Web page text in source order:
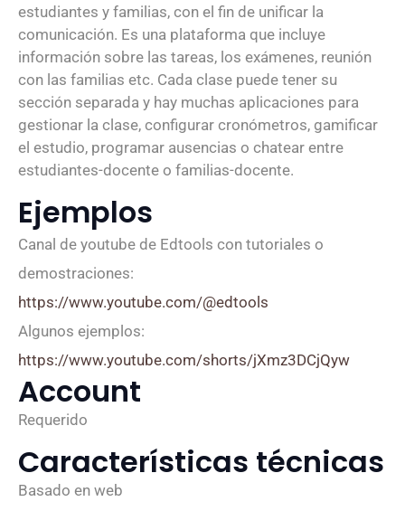
estudiantes y familias, con el fin de unificar la
comunicación. Es una plataforma que incluye
información sobre las tareas, los exámenes, reunión
con las familias etc. Cada clase puede tener su
sección separada y hay muchas aplicaciones para
gestionar la clase, configurar cronómetros, gamificar
el estudio, programar ausencias o chatear entre
estudiantes-docente o familias-docente.
Ejemplos
Canal de youtube de Edtools con tutoriales o
demostraciones:
https://www.youtube.com/@edtools
Algunos ejemplos:
https://www.youtube.com/shorts/jXmz3DCjQyw
Account
Requerido
Características técnicas
Basado en web